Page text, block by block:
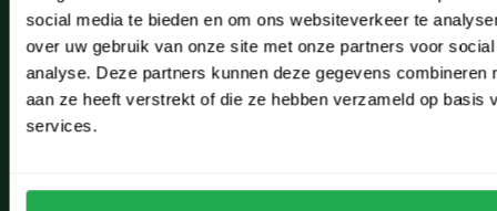
social media te bieden en om ons websiteverkeer te
over uw gebruik van onze site met onze partners voor
analyse. Deze partners kunnen deze gegevens combineren
aan ze heeft verstrekt of die ze hebben verzameld op basis
services.
Noordwijk
Oegstgeest